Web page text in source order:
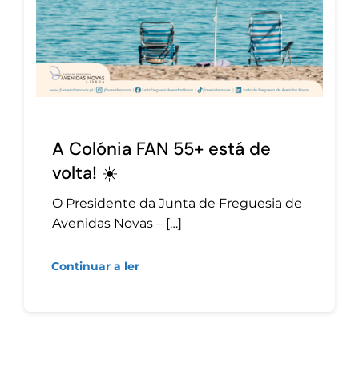
A Colónia FAN 55+ está de
volta! ☀️
O Presidente da Junta de Freguesia de
Avenidas Novas – […]
Continuar a ler